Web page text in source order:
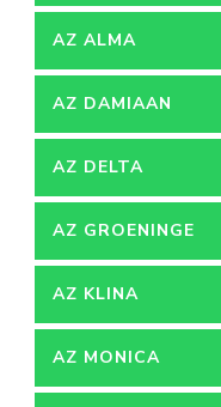
AZ ALMA
AZ DAMIAAN
AZ DELTA
AZ GROENINGE
AZ KLINA
AZ MONICA